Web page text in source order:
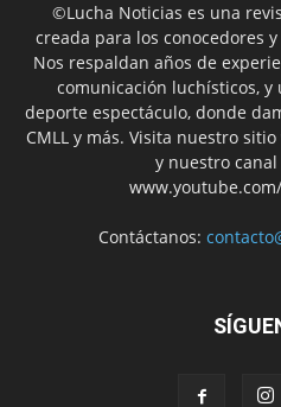
©Lucha Noticias es una
creada para los conocedores
Nos respaldan años de
comunicación luchísticos,
deporte espectáculo, donde
CMLL y más. Visita nuestro
y nuestro canal
Contáctanos: